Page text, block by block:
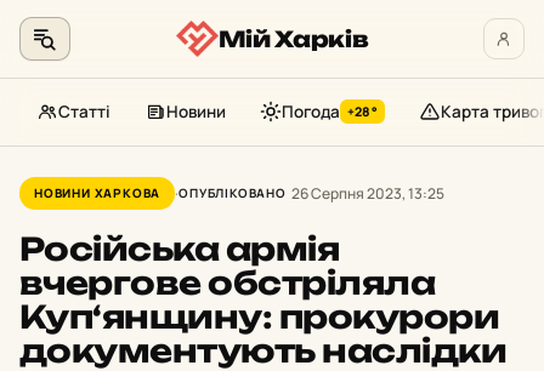
до
контенту
Мій Харків
Статті Новини Погода +28° Карта
НОВИНИ ХАРКОВА ОПУБЛІКОВАНО 26 Серпня 2023, 13:25
Російська армія
вчергове обстріляла
Куп‘янщину: прокурори
документують наслідки